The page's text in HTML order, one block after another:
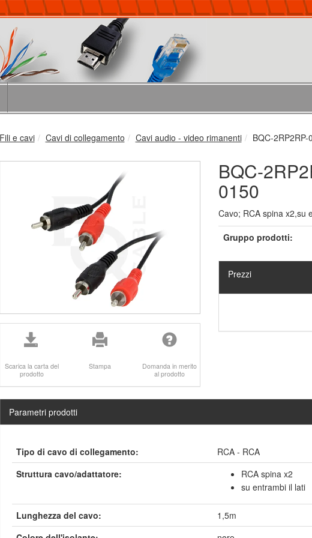
Fili e cavi Cavi di collegamento Cavi audio - video rimanenti BQC-2RP2RP-
Scarica la carta del
prodotto
Stampa
Domanda in merito
al prodotto
BQC-
0150
Cavo; RCA spina x2,su
Gruppo prodotti:
Prezzi
Parametri prodotti
Tipo di cavo di collegamento:
RCA - RCA
Struttura cavo/adattatore:
RCA spina x2
su entrambi il lati
Lunghezza del cavo:
1,5m